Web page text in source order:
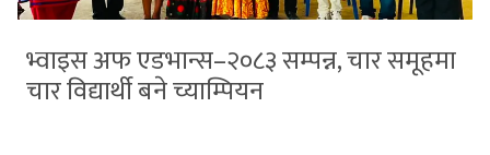
भ्वाइस अफ एडभान्स–२०८३ सम्पन्न, चार समूहमा
चार विद्यार्थी बने च्याम्पियन